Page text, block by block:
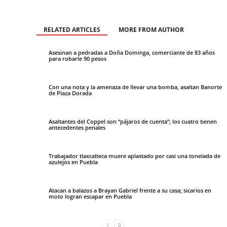
RELATED ARTICLES MORE FROM AUTHOR
Asesinan a pedradas a Doña Dominga, comerciante de 83 años
para robarle 90 pesos
Con una nota y la amenaza de llevar una bomba, asaltan Banorte
de Plaza Dorada
Asaltantes del Coppel son “pájaros de cuenta”; los cuatro tienen
antecedentes penales
Trabajador tlaxcalteca muere aplastado por casi una tonelada de
azulejos en Puebla
Atacan a balazos a Brayan Gabriel frente a su casa; sicarios en
moto logran escapar en Puebla